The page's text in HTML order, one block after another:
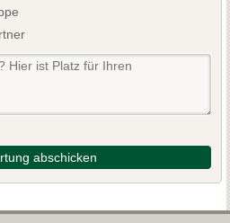
abschicken